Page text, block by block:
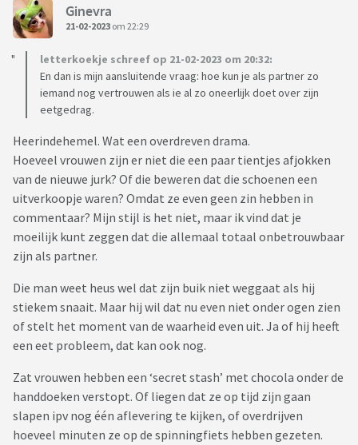
Ginevra
21-02-2023 om 22:29
letterkoekje schreef op 21-02-2023 om 20:32:
En dan is mijn aansluitende vraag: hoe kun je als partner zo
iemand nog vertrouwen als ie al zo oneerlijk doet over zijn
eetgedrag.
Heerindehemel. Wat een overdreven drama.
Hoeveel vrouwen zijn er niet die een paar tientjes afjokken
van de nieuwe jurk? Of die beweren dat die schoenen een
uitverkoopje waren? Omdat ze even geen zin hebben in
commentaar? Mijn stijl is het niet, maar ik vind dat je
moeilijk kunt zeggen dat die allemaal totaal onbetrouwbaar
zijn als partner.
Die man weet heus wel dat zijn buik niet weggaat als hij
stiekem snaait. Maar hij wil dat nu even niet onder ogen zien
of stelt het moment van de waarheid even uit. Ja of hij heeft
een eet probleem, dat kan ook nog.
Zat vrouwen hebben een ‘secret stash’ met chocola onder de
handdoeken verstopt. Of liegen dat ze op tijd zijn gaan
slapen ipv nog één aflevering te kijken, of overdrijven
hoeveel minuten ze op de spinningfiets hebben gezeten.